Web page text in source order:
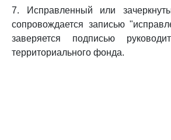
7. Исправленный или
сопровождается записью
заверяется подписью
территориального фонда.